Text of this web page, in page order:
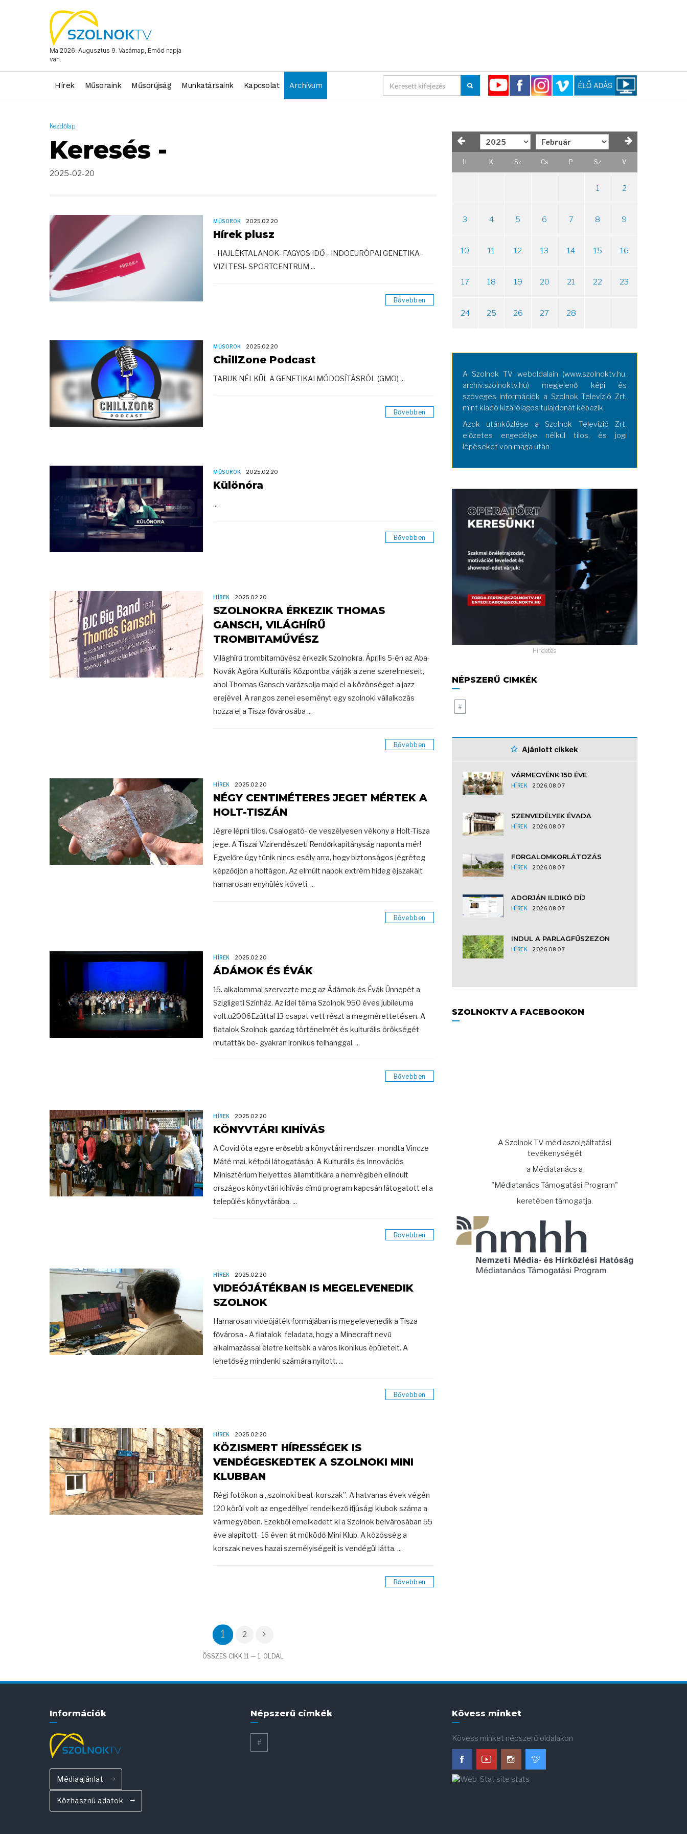
Ma 2026. Augusztus 9. Vasárnap, Emőd napja
van.
Hírek Műsoraink Műsorújság Munkatársaink Kapcsolat Archívum
Kezdőlap
Keresés -
2025-02-20
MŰSOROK 2025.02.20
Hírek plusz
- HAJLÉKTALANOK- FAGYOS IDŐ - INDOEURÓPAI GENETIKA -
VIZI TESI- SPORTCENTRUM ...
Bővebben
MŰSOROK 2025.02.20
ChillZone Podcast
TABUK NÉLKÜL A GENETIKAI MÓDOSÍTÁSRÓL (GMO) ...
Bővebben
MŰSOROK 2025.02.20
Különóra
...
Bővebben
HÍREK 2025.02.20
SZOLNOKRA ÉRKEZIK THOMAS
GANSCH, VILÁGHÍRŰ
TROMBITAMŰVÉSZ
Világhírű trombitaművész érkezik Szolnokra. Április 5-én az Aba-
Novák Agóra Kulturális Központba várják a zene szerelmeseit,
ahol Thomas Gansch varázsolja majd el a közönséget a jazz
erejével. A rangos zenei eseményt egy szolnoki vállalkozás
hozza el a Tisza fővárosába ...
Bővebben
HÍREK 2025.02.20
NÉGY CENTIMÉTERES JEGET MÉRTEK A
HOLT-TISZÁN
Jégre lépni tilos. Csalogató- de veszélyesen vékony a Holt-Tisza
jege. A Tiszai Vízirendészeti Rendőrkapitányság naponta mér!
Egyelőre úgy tűnik nincs esély arra, hogy biztonságos jégréteg
képződjön a holtágon. Az elmúlt napok extrém hideg éjszakáit
hamarosan enyhülés követi. ...
Bővebben
HÍREK 2025.02.20
ÁDÁMOK ÉS ÉVÁK
15. alkalommal szervezte meg az Ádámok és Évák Ünnepét a
Szigligeti Színház. Az idei téma Szolnok 950 éves jubileuma
volt.u2006Ezúttal 13 csapat vett részt a megmérettetésen. A
fiatalok Szolnok gazdag történelmét és kulturális örökségét
mutatták be- gyakran ironikus felhanggal. ...
Bővebben
HÍREK 2025.02.20
KÖNYVTÁRI KIHÍVÁS
A Covid óta egyre erősebb a könyvtári rendszer- mondta Vincze
Máté mai, kétpói látogatásán. A Kulturális és Innovációs
Minisztérium helyettes államtitkára a nemrégiben elindult
országos könyvtári kihívás című program kapcsán látogatott el a
település könyvtárába. ...
Bővebben
HÍREK 2025.02.20
VIDEÓJÁTÉKBAN IS MEGELEVENEDIK
SZOLNOK
Hamarosan videójáték formájában is megelevenedik a Tisza
fővárosa - A fiatalok feladata, hogy a Minecraft nevű
alkalmazással életre keltsék a város ikonikus épületeit. A
lehetőség mindenki számára nyitott. ...
Bővebben
HÍREK 2025.02.20
KÖZISMERT HÍRESSÉGEK IS
VENDÉGESKEDTEK A SZOLNOKI MINI
KLUBBAN
Régi fotókon a „szolnoki beat-korszak”. A hatvanas évek végén
120 körül volt az engedéllyel rendelkező ifjúsági klubok száma a
vármegyében. Ezekből emelkedett ki a Szolnok belvárosában 55
éve alapított- 16 éven át működő Mini Klub. A közösség a
korszak neves hazai személyiségeit is vendégül látta. ...
Bővebben
1 2
ÖSSZES CIKK 11 — 1. OLDAL
H K Sz Cs P Sz V
1 2
3 4 5 6 7 8 9
10 11 12 13 14 15 16
17 18 19 20 21 22 23
24 25 26 27 28
A Szolnok TV weboldalain (www.szolnoktv.hu,
archiv.szolnoktv.hu) megjelenő képi és
szöveges információk a Szolnok Televízió Zrt.
mint kiadó kizárólagos tulajdonát képezik.
Azok utánközlése a Szolnok Televízió Zrt.
előzetes engedélye nélkül tilos, és jogi
lépéseket von maga után.
Hirdetés
NÉPSZERŰ CIMKÉK
#
Ajánlott cikkek
VÁRMEGYÉNK 150 ÉVE
HÍREK 2026.08.07
SZENVEDÉLYEK ÉVADA
HÍREK 2026.08.07
FORGALOMKORLÁTOZÁS
HÍREK 2026.08.07
ADORJÁN ILDIKÓ DÍJ
HÍREK 2026.08.07
INDUL A PARLAGFŰSZEZON
HÍREK 2026.08.07
SZOLNOKTV A FACEBOOKON
A Szolnok TV médiaszolgáltatási
tevékenységét
a Médiatanács a
"Médiatanács Támogatási Program"
keretében támogatja.
Információk
Médiaajánlat
Közhasznú adatok
Népszerű cimkék
#
Kövess minket
Kövess minket népszerű oldalakon